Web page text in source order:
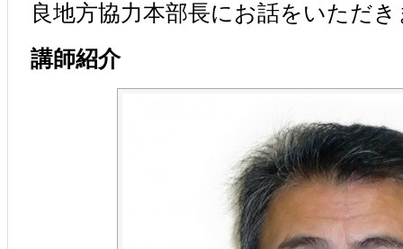
良地方協力本部長にお話をいただ
講師紹介